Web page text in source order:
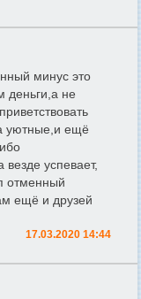
минус это
деньги,а не
уютные,и ещё
успевает,
отменный
ещё и друзей
17.03.2020 14:44